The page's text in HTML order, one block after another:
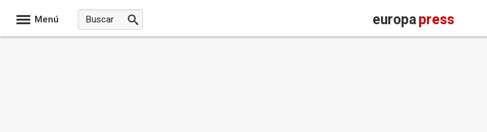
Menú europapress